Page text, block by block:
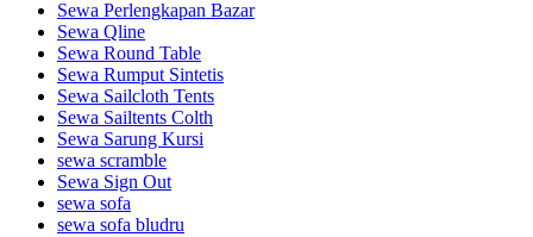
Sewa Perlengkapan Bazar
Sewa Qline
Sewa Round Table
Sewa Rumput Sintetis
Sewa Sailcloth Tents
Sewa Sailtents Colth
Sewa Sarung Kursi
sewa scramble
Sewa Sign Out
sewa sofa
sewa sofa bludru